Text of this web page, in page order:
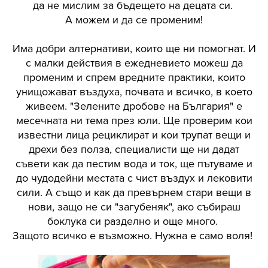
да не мислим за бъдещето на децата си.
А можем и да се променим!
Има добри алтернативи, които ще ни помогнат. И
с малки действия в ежедневието можеш да
променим и спрем вредните практики, които
унищожават въздуха, почвата и всичко, в което
живеем. "Зелените дробове на България" е
месечната ни тема през юли. Ще проверим кои
известни лица рециклират и кои трупат вещи и
дрехи без полза, специалисти ще ни дадат
съвети как да пестим вода и ток, ще пътуваме и
до чудодейни местата с чист въздух и лековити
сили. А също и как да превърнем стари вещи в
нови, защо не си "загубеняк", ако събираш
боклука си разделно и още много.
Защото всичко е възможно. Нужна е само воля!